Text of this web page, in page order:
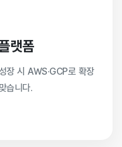
랫폼
장 시 AWS·GCP로 확장
습니다.